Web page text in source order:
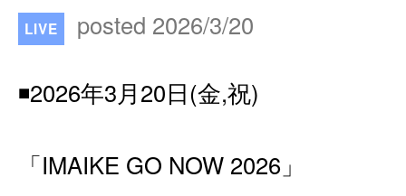
LIVE posted 2026/3/20
◾️2026年3月20日(金,祝)
「IMAIKE GO NOW 2026」